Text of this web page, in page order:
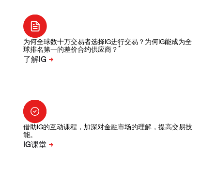
为何全球数十万交易者选择IG进行交易？为何IG能成为全
球排名第一的差价合约供应商？ *
借助IG的互动课程，加深对金融市场的理解，提高交易技
能。